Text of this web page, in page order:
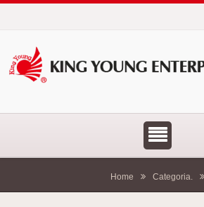
Home Categoria.